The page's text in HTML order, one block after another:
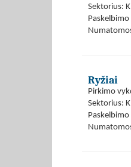
Sektorius:
Ryžiai
Pirkimo
Sektorius: